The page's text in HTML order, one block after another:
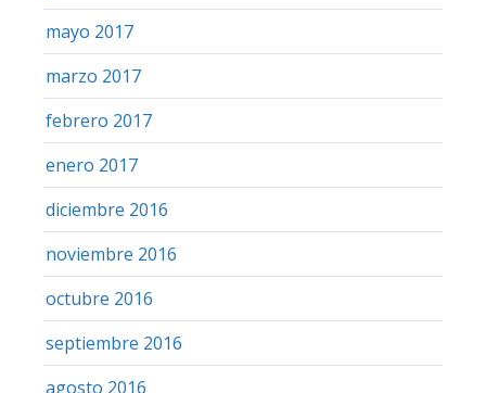
mayo 2017
marzo 2017
febrero 2017
enero 2017
diciembre 2016
noviembre 2016
octubre 2016
septiembre 2016
agosto 2016